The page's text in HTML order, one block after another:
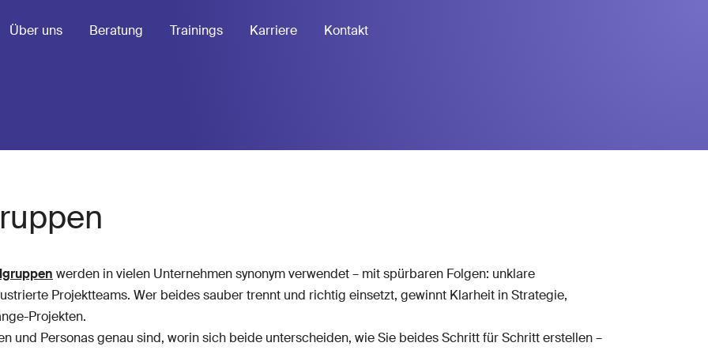
Über uns Beratung Trainings Karriere Kontakt
werden in vielen Unternehmen synonym verwendet – mit spürbaren Folgen: unklare
Projektteams. Wer beides sauber trennt und richtig einsetzt, gewinnt Klarheit in Strategie,
Projekten.
und Personas genau sind, worin sich beide unterscheiden, wie Sie beides Schritt für Schritt erstellen –